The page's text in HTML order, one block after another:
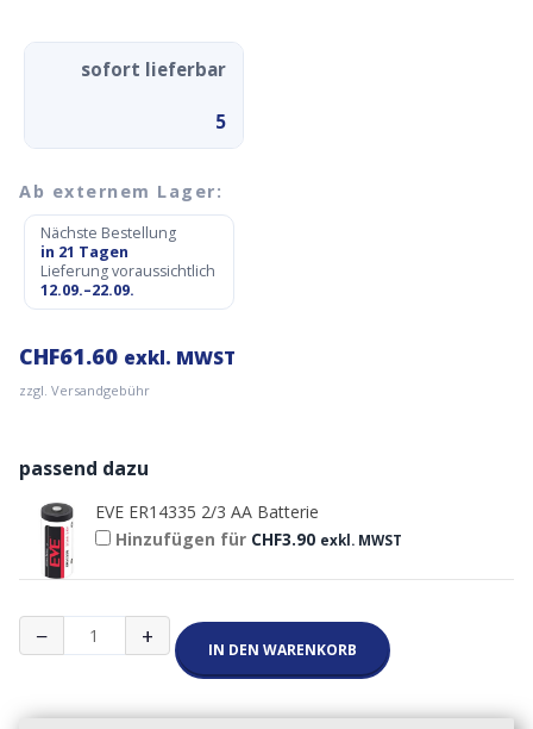
sofort lieferbar
5
Ab externem Lager:
Nächste Bestellung
in 21 Tagen
Lieferung voraussichtlich
12.09.–22.09.
CHF61.60 exkl. MWST
zzgl. Versandgebühr
passend dazu
EVE ER14335 2/3 AA Batterie
Hinzufügen für CHF3.90 exkl. MWST
−
Milesight
WS101
Button
+ IN DEN WARENKORB